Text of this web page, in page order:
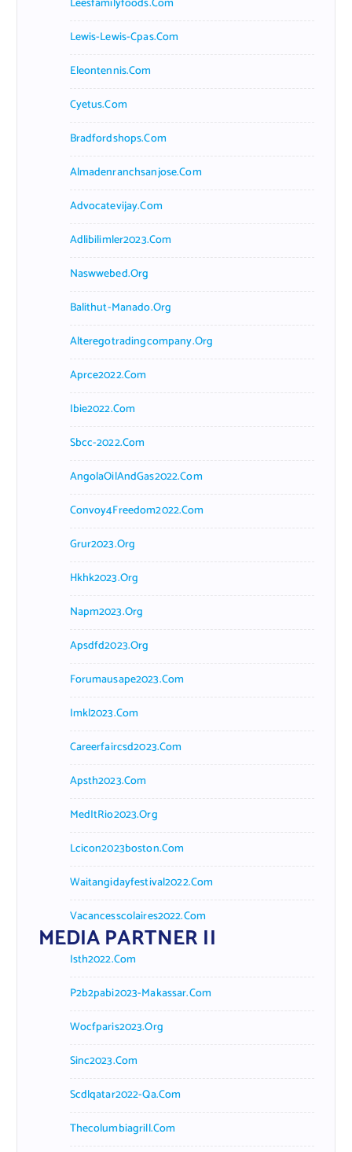
Lewis-Lewis-Cpas.com
Eleontennis.com
Cyetus.com
Bradfordshops.com
Almadenranchsanjose.com
Advocatevijay.com
Adlibilimler2023.com
Naswwebed.org
Balithut-Manado.org
Alteregotradingcompany.org
Aprce2022.com
Ibie2022.com
Sbcc-2022.com
AngolaOilAndGas2022.com
Convoy4Freedom2022.com
Grur2023.org
Hkhk2023.org
Napm2023.org
Apsdfd2023.org
Forumausape2023.com
Imkl2023.com
Careerfaircsd2023.com
Apsth2023.com
MedItRio2023.org
Lcicon2023boston.com
Waitangidayfestival2022.com
Vacancesscolaires2022.com
MEDIA PARTNER II
Isth2022.com
P2b2pabi2023-Makassar.com
Wocfparis2023.org
Sinc2023.com
Scdlqatar2022-Qa.com
Thecolumbiagrill.com